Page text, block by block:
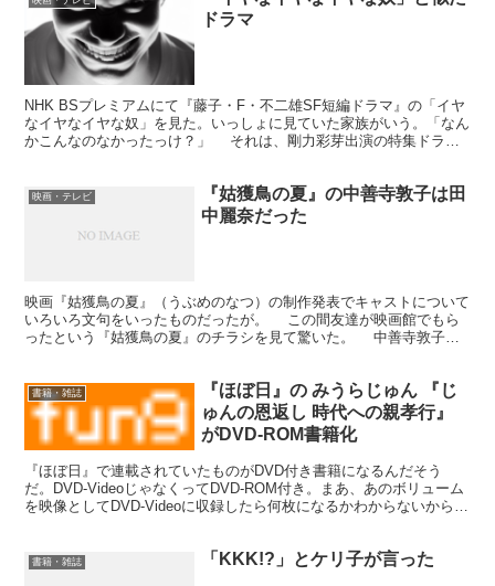
ドラマ
NHK BSプレミアムにて『藤子・F・不二雄SF短編ドラマ』の「イヤ
なイヤなイヤな奴」を見た。いっしょに見ていた家族がいう。「なん
かこんなのなかったっけ？」 それは、剛力彩芽出演の特集ドラマ
映画・テレビ
『姑獲鳥の夏』の中善寺敦子は田
中麗奈だった
映画『姑獲鳥の夏』（うぶめのなつ）の制作発表でキャストについて
いろいろ文句をいったものだったが。 この間友達が映画館でもら
ったという『姑獲鳥の夏』のチラシを見て驚いた。 中善寺敦子が
書籍・雑誌
『ほぼ日』の みうらじゅん 『じ
ゅんの恩返し 時代への親孝行』
がDVD-ROM書籍化
『ほぼ日』で連載されていたものがDVD付き書籍になるんだそう
だ。DVD-VideoじゃなくってDVD-ROM付き。まあ、あのボリューム
を映像としてDVD-Videoに収録したら何枚になるかわからないからし
書籍・雑誌 「KKK!?」とケリ子が言った